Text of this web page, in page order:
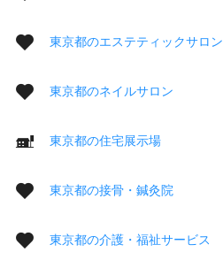
東京都のエステティックサロン
東京都のネイルサロン
東京都の住宅展示場
東京都の接骨・鍼灸院
東京都の介護・福祉サービス